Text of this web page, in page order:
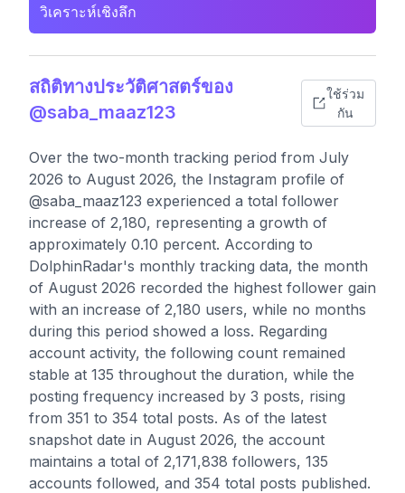
วิเคราะห์เชิงลึก
สถิติทางประวัติศาสตร์ของ
@saba_maaz123
ใช้ร่วม
กัน
Over the two-month tracking period from July
2026 to August 2026, the Instagram profile of
@saba_maaz123 experienced a total follower
increase of 2,180, representing a growth of
approximately 0.10 percent. According to
DolphinRadar's monthly tracking data, the month
of August 2026 recorded the highest follower gain
with an increase of 2,180 users, while no months
during this period showed a loss. Regarding
account activity, the following count remained
stable at 135 throughout the duration, while the
posting frequency increased by 3 posts, rising
from 351 to 354 total posts. As of the latest
snapshot date in August 2026, the account
maintains a total of 2,171,838 followers, 135
accounts followed, and 354 total posts published.